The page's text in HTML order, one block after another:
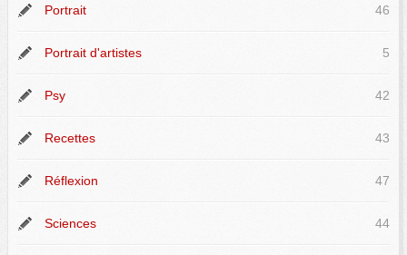
Portrait 46
Portrait d'artistes 5
Psy 42
Recettes 43
Réflexion 47
Sciences 44